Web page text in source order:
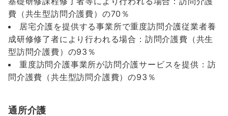
費（共生型訪問介護費）の70％
居宅介護を提供する事業所で重度訪問介護従業者養
成研修修了者により行われる場合：訪問介護費（共生
型訪問介護費）の93％
重度訪問介護事業所が訪問介護サービスを提供：訪
問介護費（共生型訪問介護費）の93％
通所介護